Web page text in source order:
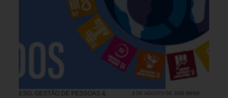
ESG, GESTÃO DE PESSOAS &
6 DE AGOSTO DE 2026 08H00